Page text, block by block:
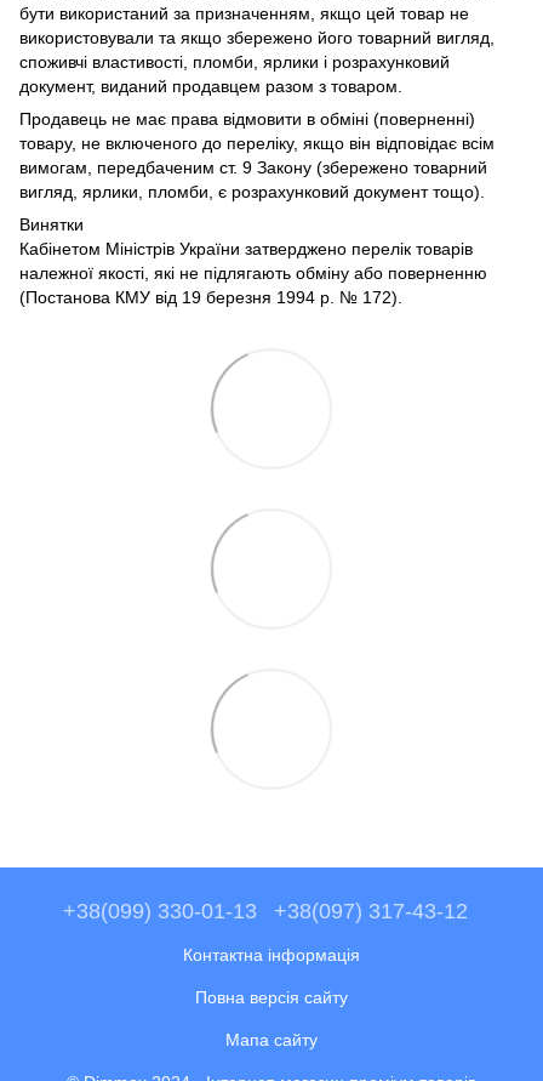
бути використаний за призначенням, якщо цей товар не
використовували та якщо збережено його товарний вигляд,
споживчі властивості, пломби, ярлики і розрахунковий
документ, виданий продавцем разом з товаром.
Продавець не має права відмовити в обміні (поверненні)
товару, не включеного до переліку, якщо він відповідає всім
вимогам, передбаченим ст. 9 Закону (збережено товарний
вигляд, ярлики, пломби, є розрахунковий документ тощо).
Винятки
Кабінетом Міністрів України затверджено перелік товарів
належної якості, які не підлягають обміну або поверненню
(Постанова КМУ від 19 березня 1994 р. № 172).
+38(099) 330-01-13 +38(097) 317-43-12
Контактна інформація
Повна версія сайту
Мапа сайту